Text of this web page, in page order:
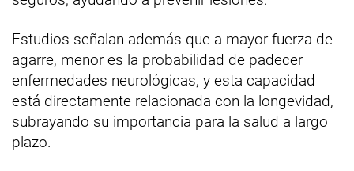
Estudios señalan además que a mayor fuerza de
agarre, menor es la probabilidad de padecer
enfermedades neurológicas, y esta capacidad
está directamente relacionada con la longevidad,
subrayando su importancia para la salud a largo
plazo.